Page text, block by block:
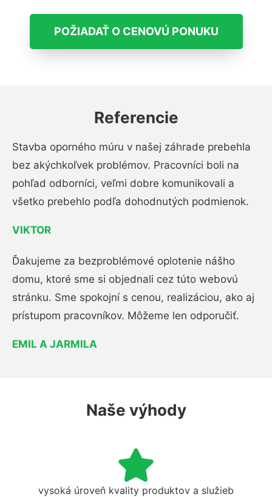
POŽIADAŤ O CENOVÚ PONUKU
Referencie
Stavba oporného múru v našej záhrade prebehla
bez akýchkoľvek problémov. Pracovníci boli na
pohľad odborníci, veľmi dobre komunikovali a
všetko prebehlo podľa dohodnutých podmienok.
VIKTOR
Ďakujeme za bezproblémové oplotenie nášho
domu, ktoré sme si objednali cez túto webovú
stránku. Sme spokojní s cenou, realizáciou, ako aj
prístupom pracovníkov. Môžeme len odporučiť.
EMIL A JARMILA
Naše výhody
vysoká úroveň kvality produktov a služieb